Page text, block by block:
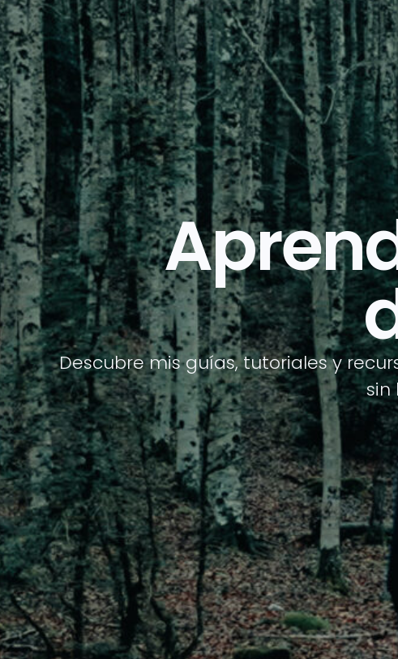
Descubre mis guías, tutoriales y
sin